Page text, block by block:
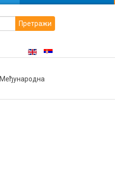
Претражи
Међународна